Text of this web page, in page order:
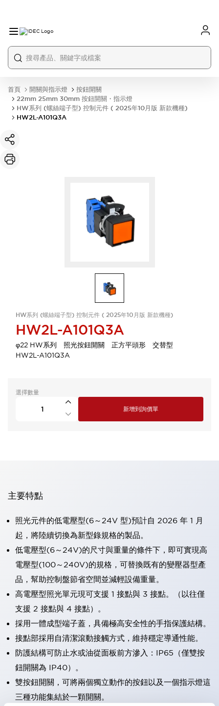
首頁 開關與指示燈
按鈕開關
22mm 25mm 30mm 按鈕開關・指示燈
HW系列 (螺絲端子型) 控制元件 ( 2025年10月版 新款機種)
HW2L-A101Q3A
HW系列 (螺絲端子型) 控制元件 ( 2025年10月版 新款機種)
HW2L-A101Q3A
φ22 HW系列 照光按鈕開關 正方平頭形 交替型
HW2L-A101Q3A
選擇數量
新增到詢價單
主要特點
照光元件的低電壓型(6～24V 型)預計自 2026 年 1 月
起，將陸續切換為新型錄規格的製品。
低電壓型(6～24V)的尺寸與重量的條件下，即可實現高
電壓型(100～240V)的規格，可替換既有的變壓器型產
品，幫助控制盤節省空間並減輕設備重量。
高電壓型照光單元現可支援 1 接點與 3 接點。（以往僅
支援 2 接點與 4 接點）。
採用一體成型端子蓋，具備極高安全性的手指保護結構。
接點部採用自清潔滾動接觸方式，維持穩定導通性能。
防護結構可防止水或油從面板前方滲入：IP65（僅雙按
鈕開關為 IP40）。
雙按鈕開關，可將兩個獨立動作的按鈕以及一個指示燈這
三種功能集結於一顆開關。